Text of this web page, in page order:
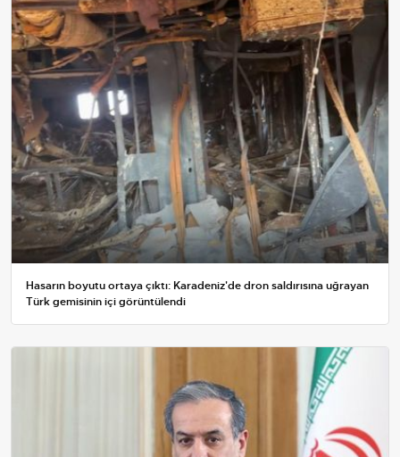
Hasarın boyutu ortaya çıktı: Karadeniz'de dron saldırısına uğrayan
Türk gemisinin içi görüntülendi